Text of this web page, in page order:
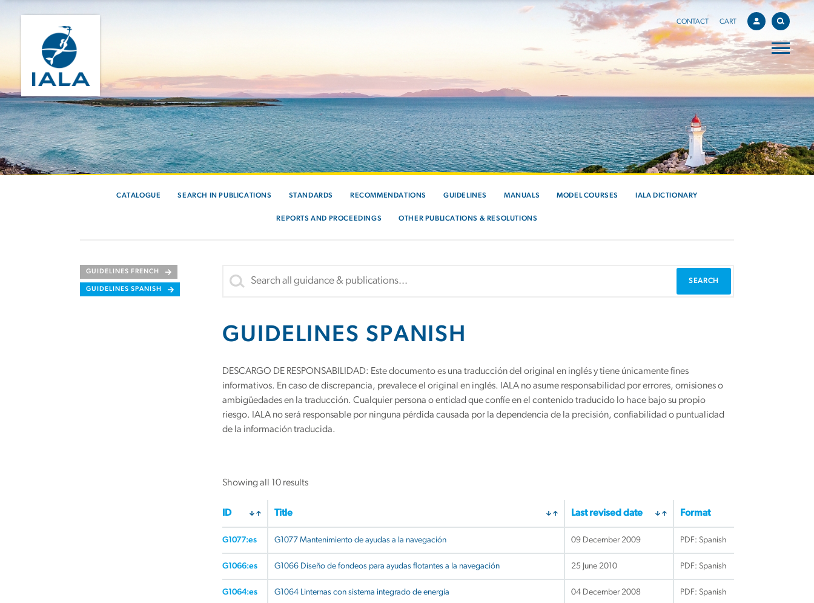
CONTACT CART
CATALOGUE SEARCH IN PUBLICATIONS STANDARDS RECOMMENDATIONS GUIDELINES MANUALS MODEL COURSES IALA DICTIONARY
REPORTS AND PROCEEDINGS OTHER PUBLICATIONS & RESOLUTIONS
GUIDELINES FRENCH
GUIDELINES SPANISH
GUIDELINES SPANISH
DESCARGO DE RESPONSABILIDAD: Este documento es una traducción del original en inglés y tiene únicamente fines
informativos. En caso de discrepancia, prevalece el original en inglés. IALA no asume responsabilidad por errores, omisiones o
ambigüedades en la traducción. Cualquier persona o entidad que confíe en el contenido traducido lo hace bajo su propio
riesgo. IALA no será responsable por ninguna pérdida causada por la dependencia de la precisión, confiabilidad o puntualidad
de la información traducida.
Showing all 10 results
ID Title Last revised date Format
G1077:es G1077 Mantenimiento de ayudas a la navegación 09 December 2009 PDF: Spanish
G1066:es G1066 Diseño de fondeos para ayudas flotantes a la navegación 25 June 2010 PDF: Spanish
G1064:es G1064 Linternas con sistema integrado de energía 04 December 2008 PDF: Spanish